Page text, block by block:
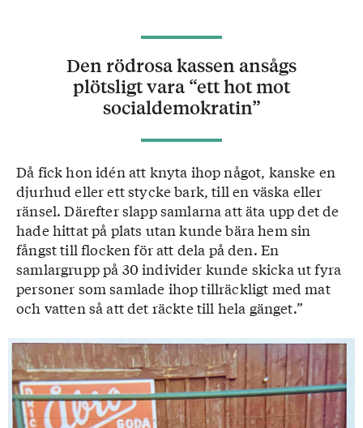
Den rödrosa kassen ansågs
plötsligt vara “ett hot mot
socialdemokratin”
Då fick hon idén att knyta ihop något, kanske en
djurhud eller ett stycke bark, till en väska eller
ränsel. Därefter slapp samlarna att äta upp det de
hade hittat på plats utan kunde bära hem sin
fångst till flocken för att dela på den. En
samlargrupp på 30 individer kunde skicka ut fyra
personer som samlade ihop tillräckligt med mat
och vatten så att det räckte till hela gänget.”